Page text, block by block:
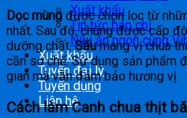
Xuất khẩu
Tin tức báo chí
Nấu ăn ngon cùng
Xuất khẩu
Tuyển đại lý
Tuyển dụng
Liên hệ
Dọc mùng được chọn lọc từ
nhất. Sau đó, chúng được cấp
dưỡng chất.Sấumang vị chua
cần sơ chế. Sử dụng sản phẩm
gian mà vẫn đảm bảo hương vị.
Cách làm Canh chua thịt